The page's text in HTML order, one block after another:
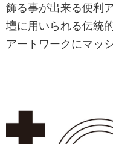
飾る事が出来る便利
壇に用いられる伝統
アートワークにマッ